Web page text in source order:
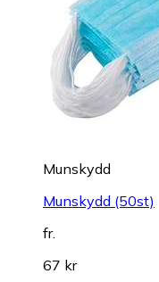
Munskydd
Munskydd (50st)
fr.
67 kr